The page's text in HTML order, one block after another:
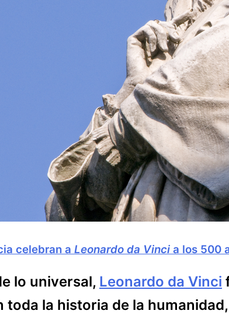
celebran a Leonardo da Vinci a los 500
lo universal, Leonardo da Vinci
toda la historia de la